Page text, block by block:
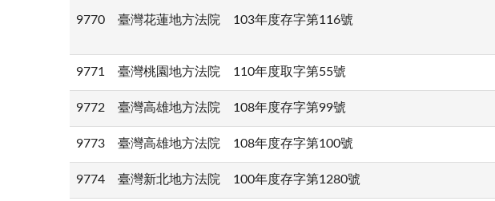
9770 臺灣花蓮地方法院 103年度存字第116號
9771 臺灣桃園地方法院 110年度取字第55號
9772 臺灣高雄地方法院 108年度存字第99號
9773 臺灣高雄地方法院 108年度存字第100號
9774 臺灣新北地方法院 100年度存字第1280號